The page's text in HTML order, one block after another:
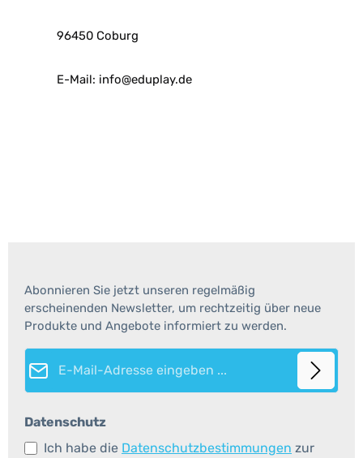
96450 Coburg
E-Mail: info@eduplay.de
Abonnieren Sie jetzt unseren regelmäßig
erscheinenden Newsletter, um rechtzeitig über neue
Produkte und Angebote informiert zu werden.
E-Mail-Adresse*
Datenschutz
Ich habe die Datenschutzbestimmungen zur